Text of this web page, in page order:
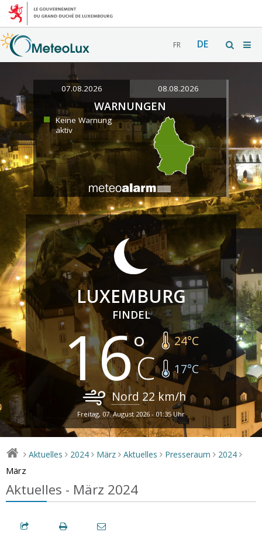
FR DE
07.08.2026 08.08.2026
WARNUNGEN
Keine Warnung
aktiv
LUXEMBURG
FINDEL
16 24°C
17°C
Nord 22km/h
Freitag, 07. August 2026 - 01:35 Uhr
> Aktuelles > 2024 > März > Aktuelles > Presseraum > 2024 >
März
Aktuelles - März 2024